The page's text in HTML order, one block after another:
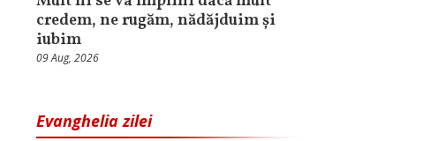
credem, ne rugăm, nădăjduim și
iubim
09 Aug, 2026
Evanghelia zilei